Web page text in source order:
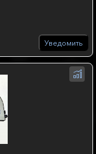
Уведомить